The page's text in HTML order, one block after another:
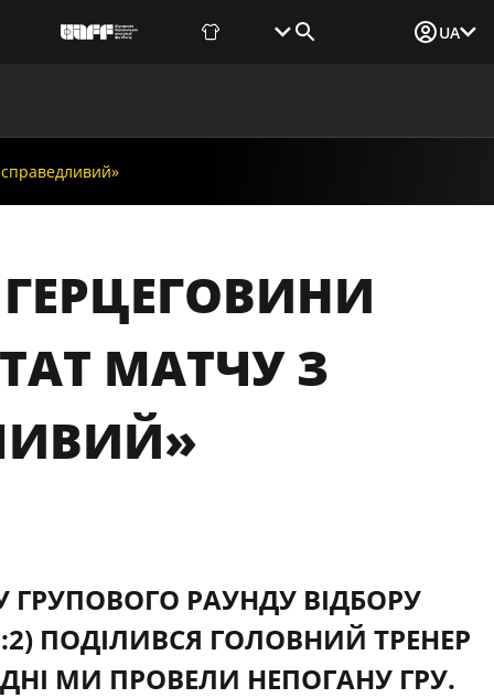
UA
ГЕРЦЕГОВИНИ
МАТЧУ З
РАУНДУ ВІДБОРУ
ПОДІЛИВСЯ ГОЛОВНИЙ ТРЕНЕР
МИ ПРОВЕЛИ НЕПОГАНУ ГРУ.